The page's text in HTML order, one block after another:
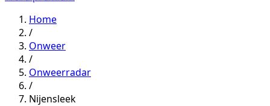
Home
/
Onweer
/
Onweerradar
/
Nijensleek